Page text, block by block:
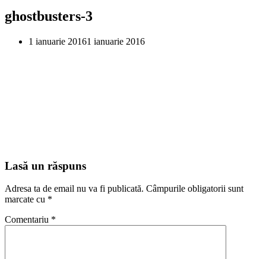
ghostbusters-3
1 ianuarie 20161 ianuarie 2016
Lasă un răspuns
Adresa ta de email nu va fi publicată. Câmpurile obligatorii sunt
marcate cu *
Comentariu *